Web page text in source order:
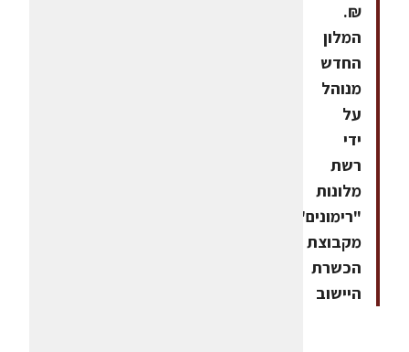
₪.
המלון
החדש
מנוהל
על
ידי
רשת
מלונות
"רימונים"
מקבוצת
הכשרת
היישוב